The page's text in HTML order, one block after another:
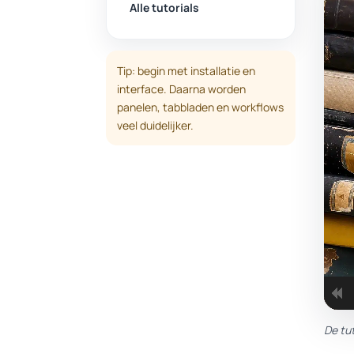
Alle tutorials
Tip: begin met installatie en
interface. Daarna worden
panelen, tabbladen en workflows
veel duidelijker.
De